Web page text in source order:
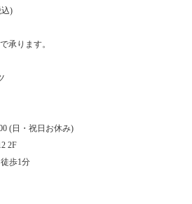
込)
承ります。
(日・祝日お休み)
2F
歩1分